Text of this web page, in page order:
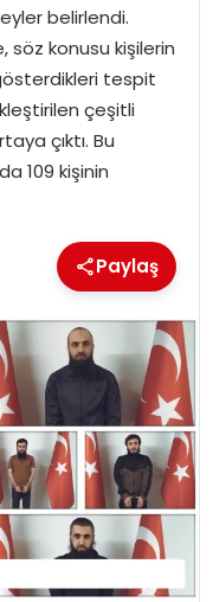
belirlendi.
söz konusu kişilerin
tespit
çeşitli
çıktı. Bu
109 kişinin
Paylaş